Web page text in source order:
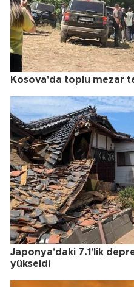
Kosova'da toplu mezar
Japonya'daki 7.1'lik
yükseldi